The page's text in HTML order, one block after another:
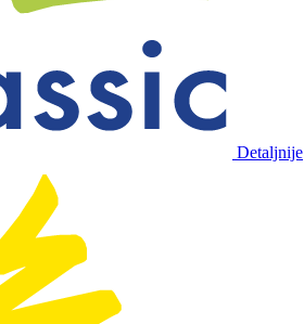
Detaljnije